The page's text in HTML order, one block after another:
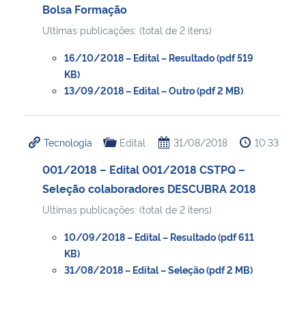
Bolsa Formação
Ultimas publicações: (total de 2 itens)
16/10/2018 – Edital – Resultado (pdf 519
KB)
13/09/2018 – Edital – Outro (pdf 2 MB)
Tecnologia Edital 31/08/2018 10:33
001/2018 – Edital 001/2018 CSTPQ –
Seleção colaboradores DESCUBRA 2018
Ultimas publicações: (total de 2 itens)
10/09/2018 – Edital – Resultado (pdf 611
KB)
31/08/2018 – Edital – Seleção (pdf 2 MB)